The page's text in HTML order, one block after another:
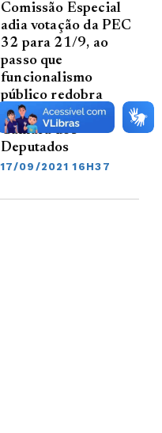
Comissão Especial
adia votação da PEC
32 para 21/9, ao
passo que
funcionalismo
público redobra
pressão sobre a
Câmara dos
Deputados
17/09/2021 16H37